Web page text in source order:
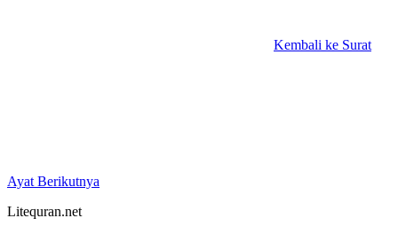
Kembali ke Surat
Ayat Berikutnya
Litequran.net